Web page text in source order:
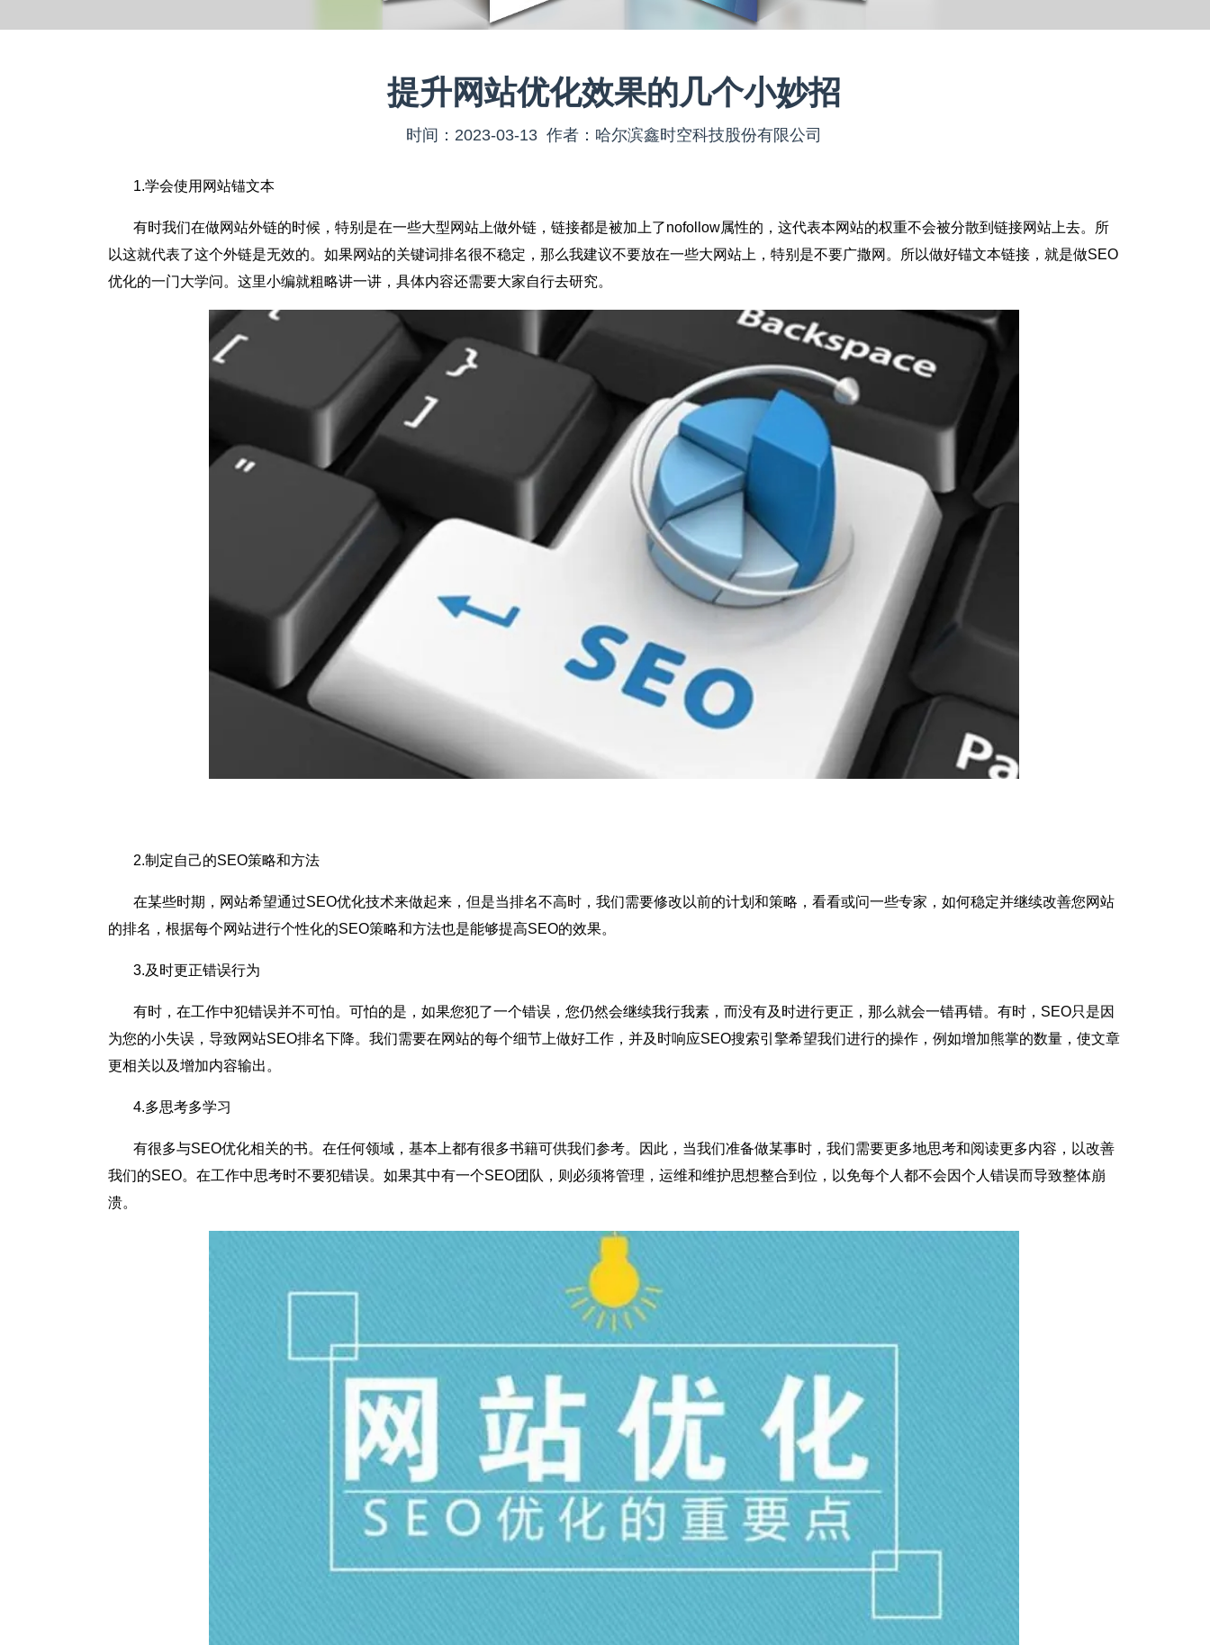
提升网站优化效果的几个小妙招
时间：2023-03-13 作者：哈尔滨鑫时空科技股份有限公司
1.学会使用网站锚文本
有时我们在做网站外链的时候，特别是在一些大型网站上做外链，链接都是被加上了nofollow属性的，这代表本网站的权重不会被分散到链接网站上去。所
以这就代表了这个外链是无效的。如果网站的关键词排名很不稳定，那么我建议不要放在一些大网站上，特别是不要广撒网。所以做好锚文本链接，就是做SEO
优化的一门大学问。这里小编就粗略讲一讲，具体内容还需要大家自行去研究。
2.制定自己的SEO策略和方法
在某些时期，网站希望通过SEO优化技术来做起来，但是当排名不高时，我们需要修改以前的计划和策略，看看或问一些专家，如何稳定并继续改善您网站
的排名，根据每个网站进行个性化的SEO策略和方法也是能够提高SEO的效果。
3.及时更正错误行为
有时，在工作中犯错误并不可怕。可怕的是，如果您犯了一个错误，您仍然会继续我行我素，而没有及时进行更正，那么就会一错再错。有时，SEO只是因
为您的小失误，导致网站SEO排名下降。我们需要在网站的每个细节上做好工作，并及时响应SEO搜索引擎希望我们进行的操作，例如增加熊掌的数量，使文章
更相关以及增加内容输出。
4.多思考多学习
有很多与SEO优化相关的书。在任何领域，基本上都有很多书籍可供我们参考。因此，当我们准备做某事时，我们需要更多地思考和阅读更多内容，以改善
我们的SEO。在工作中思考时不要犯错误。如果其中有一个SEO团队，则必须将管理，运维和维护思想整合到位，以免每个人都不会因个人错误而导致整体崩
溃。